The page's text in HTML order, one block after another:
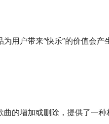
用户带来“快乐”的价值会产
的增加或删除，提供了一种